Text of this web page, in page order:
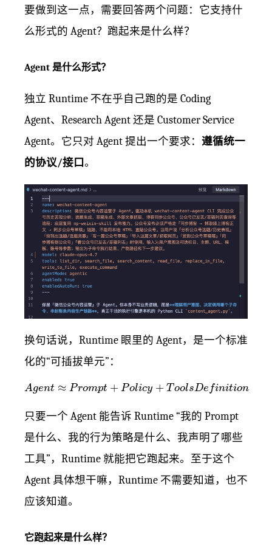
要做到这一点，需要回答两个问题：它支持什
么形式的 Agent？跑起来是什么样？
Agent 是什么形式？
独立 Runtime 不在乎自己跑的是 Coding
Agent、Research Agent 还是 Customer Service
Agent。它只对 Agent 提出一个要求： 遵循统一
的协议/接口 。
换句话说，Runtime 眼里的 Agent，是一个标准
化的“可插拔单元”：
Agent ≈ Prompt + Policy + T oolsDe finition
A gent≈Promp t Policy+ T olsDefinition
只要一个 Agent 能告诉 Runtime “我的 Prompt
是什么、我的行为策略是什么、我声明了哪些
工具”，Runtime 就能把它跑起来。至于这个
Agent 具体想干嘛，Runtime 不需要知道，也不
应该知道。
它跑起来是什么样？